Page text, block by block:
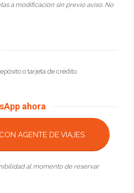
a modificación sin previo aviso. No
o tarjeta de crédito.
ahora
AGENTE DE VIAJES
al momento de reservar